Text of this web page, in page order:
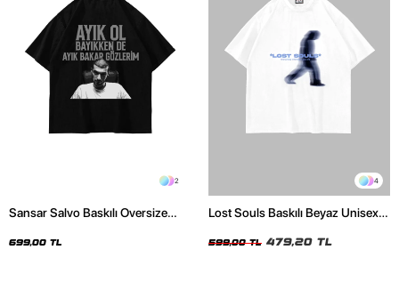
2
Sansar Salvo Baskılı Oversize
699,00 TL
4
Lost Souls Baskılı Beyaz Unisex
599,00 TL 479,20 TL